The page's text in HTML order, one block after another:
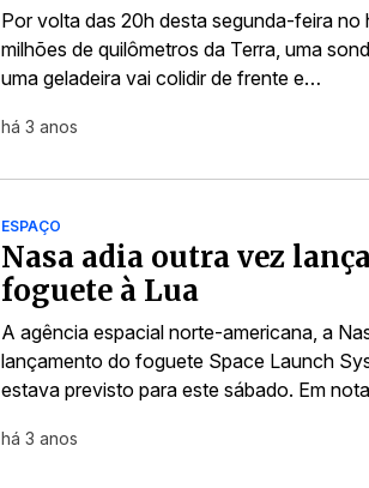
Por volta das 20h desta segunda-feira no
milhões de quilômetros da Terra, uma
uma geladeira vai colidir de frente e…
há 3 anos
ESPAÇO
Nasa adia outra vez
foguete à Lua
A agência espacial norte-americana, a
lançamento do foguete Space Launch
estava previsto para este sábado. Em
há 3 anos